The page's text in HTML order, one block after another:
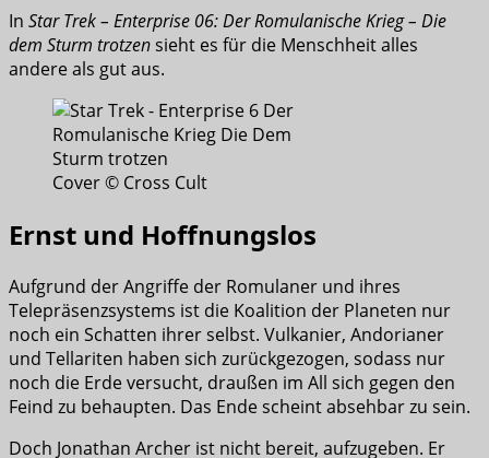
In Star Trek – Enterprise 06: Der Romulanische Krieg – Die
dem Sturm trotzensieht es für die Menschheit alles
andere als gut aus.
Cover © Cross Cult
Ernst und Hoffnungslos
Aufgrund der Angriffe der Romulaner und ihres
Telepräsenzsystems ist die Koalition der Planeten nur
noch ein Schatten ihrer selbst. Vulkanier, Andorianer
und Tellariten haben sich zurückgezogen, sodass nur
noch die Erde versucht, draußen im All sich gegen den
Feind zu behaupten. Das Ende scheint absehbar zu sein.
Doch Jonathan Archer ist nicht bereit, aufzugeben. Er